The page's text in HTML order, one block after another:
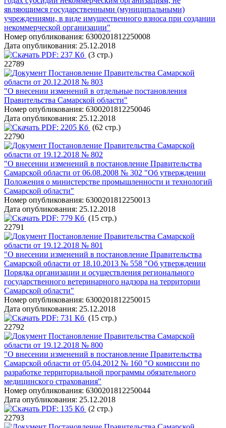
являющимся государственными (муниципальными)
учреждениями, в виде имущественного взноса при создании
некоммерческой организации"
Номер опубликования: 6300201812250008
Дата опубликования: 25.12.2018
PDF: 237 Кб (3 стр.)
22789
Постановление Правительства Самарской
области от 20.12.2018 № 803
"О внесении изменений в отдельные постановления
Правительства Самарской области"
Номер опубликования: 6300201812250046
Дата опубликования: 25.12.2018
PDF: 2205 Кб (62 стр.)
22790
Постановление Правительства Самарской
области от 19.12.2018 № 802
"О внесении изменений в постановление Правительства
Самарской области от 06.08.2008 № 302 "Об утверждении
Положения о министерстве промышленности и технологий
Самарской области"
Номер опубликования: 6300201812250013
Дата опубликования: 25.12.2018
PDF: 779 Кб (15 стр.)
22791
Постановление Правительства Самарской
области от 19.12.2018 № 801
"О внесении изменений в постановление Правительства
Самарской области от 18.10.2013 № 558 "Об утверждении
Порядка организации и осуществления регионального
государственного ветеринарного надзора на территории
Самарской области"
Номер опубликования: 6300201812250015
Дата опубликования: 25.12.2018
PDF: 731 Кб (15 стр.)
22792
Постановление Правительства Самарской
области от 19.12.2018 № 800
"О внесении изменений в постановление Правительства
Самарской области от 05.04.2012 № 160 "О комиссии по
разработке территориальной программы обязательного
медицинского страхования"
Номер опубликования: 6300201812250044
Дата опубликования: 25.12.2018
PDF: 135 Кб (2 стр.)
22793